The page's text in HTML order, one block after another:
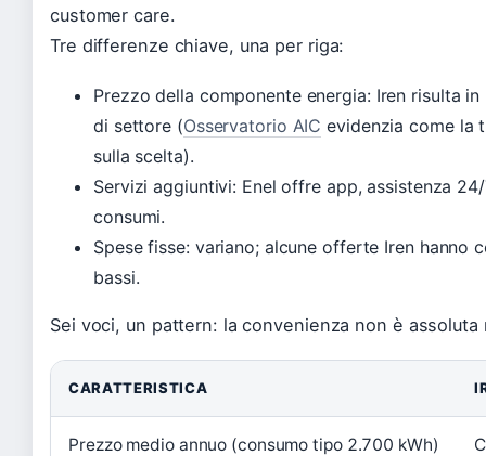
customer care.
Tre differenze chiave, una per riga:
Prezzo della componente energia: Iren risulta
di settore (Osservatorio AIC evidenzia come la
sulla scelta).
Servizi aggiuntivi: Enel offre app, assistenza
consumi.
Spese fisse: variano; alcune offerte Iren hanno
bassi.
Sei voci, un pattern: la convenienza non è assoluta
CARATTERISTICA
Prezzo medio annuo (consumo tipo 2.700 kWh)